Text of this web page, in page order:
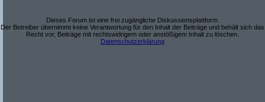
Dieses Forum ist eine frei zugängliche Diskussionsplattform.
Der Betreiber übernimmt keine Verantwortung für den Inhalt der Beiträge und behält sich das
Recht vor, Beiträge mit rechtswidrigem oder anstößigem Inhalt zu löschen.
Datenschutzerklärung